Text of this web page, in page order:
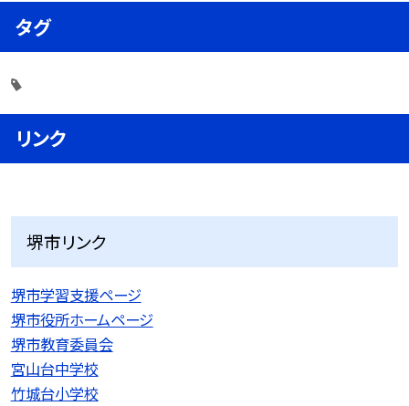
タグ
リンク
堺市リンク
堺市学習支援ページ
堺市役所ホームページ
堺市教育委員会
宮山台中学校
竹城台小学校